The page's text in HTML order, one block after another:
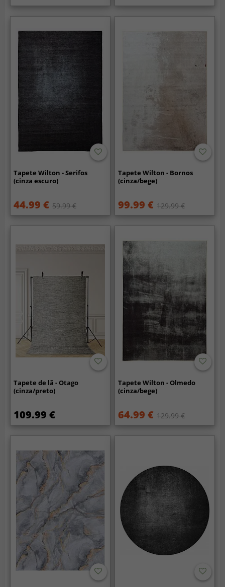
Tapete Wilton - Serifos
(cinza escuro)
44.99 € 59.99 €
Tapete Wilton - Bornos
(cinza/bege)
99.99 € 129.99 €
Tapete de lã - Otago
(cinza/preto)
109.99 €
Tapete Wilton - Olmedo
(cinza/bege)
64.99 € 129.99 €